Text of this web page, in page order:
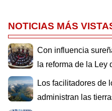
NOTICIAS MÁS
Con influencia
la reforma de la Ley
Los facilitadores de
administran las